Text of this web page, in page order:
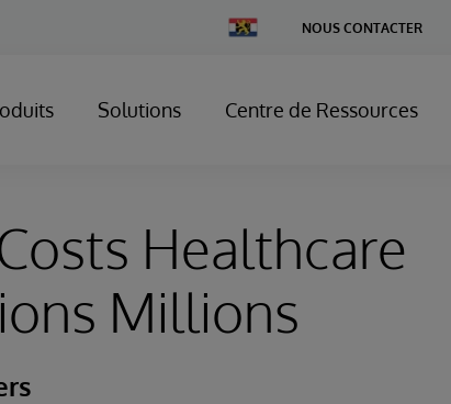
Change
Country
NOUS CONTACTER
Solutions Centre de Ressources
Healthcare
Millions